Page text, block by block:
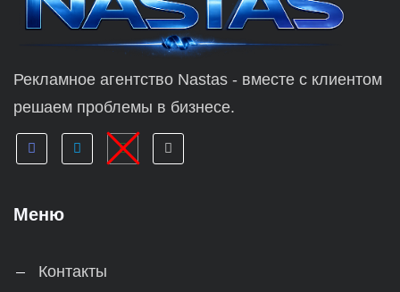
Рекламное агентство Nastas - вместе с клиентом
решаем проблемы в бизнесе.
Меню
Контакты